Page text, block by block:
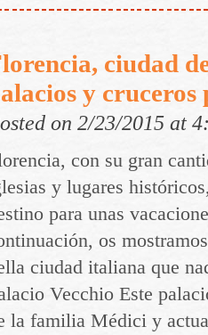
ciudad
y cruceros
on 2/23/2015 at
con su gran
y lugares
para unas
os
ciudad italiana que
Vecchio Este
la familia Médici y